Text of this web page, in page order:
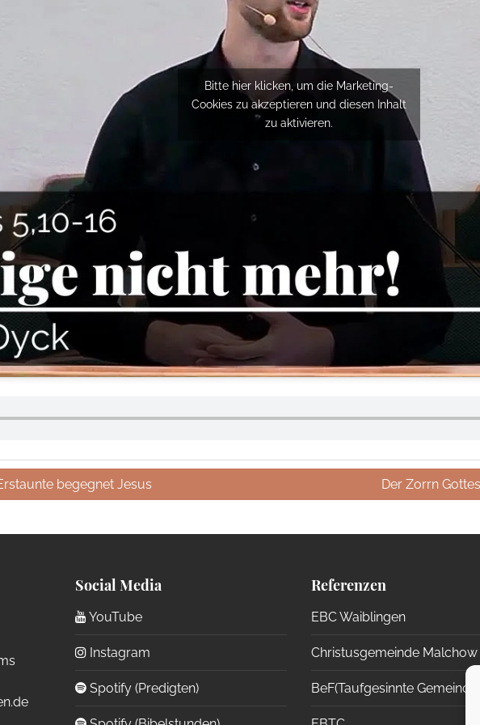
Bitte hier klicken, um die Marketing-
Cookies zu akzeptieren und diesen Inhalt
zu aktivieren.
begegnet Jesus Der Zorrn
Social Media
YouTube
Instagram
Spotify (Predigten)
Referenzen
EBC Waiblingen
Christusgemeinde Malchow
BeF(Taufgesinnte Gemeinden)